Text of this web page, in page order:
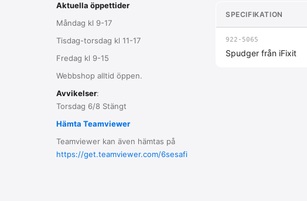
Aktuella öppettider
Måndag kl 9-17
Tisdag-torsdag kl 11-17
Fredag kl 9-15
Webbshop alltid öppen.
Avvikelser:
Torsdag 6/8 Stängt
Hämta Teamviewer
Teamviewer kan även hämtas på
https://get.teamviewer.com/6sesafi
SPECIFIKATION
922-5065
Spudger från iFixit